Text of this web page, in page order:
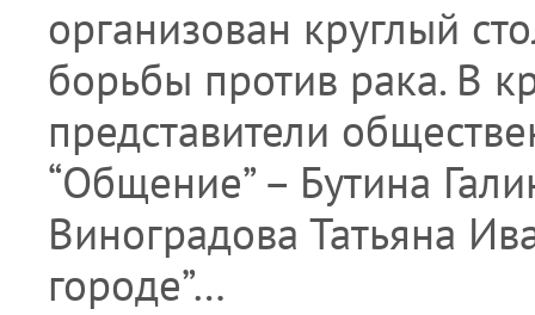
организован круглый
борьбы против рака. В
представители
“Общение” – Бутина
Виноградова Татьяна
городе”…